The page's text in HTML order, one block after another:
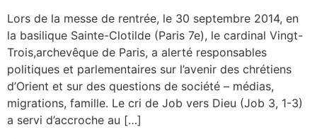
Lors de la messe de rentrée, le 30 septembre 2014, en
la basilique Sainte-Clotilde (Paris 7e), le cardinal Vingt-
Trois,archevêque de Paris, a alerté responsables
politiques et parlementaires sur l’avenir des chrétiens
d’Orient et sur des questions de société – médias,
migrations, famille. Le cri de Job vers Dieu (Job 3, 1-3)
a servi d’accroche au […]